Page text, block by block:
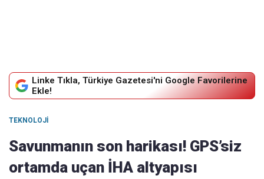
Linke Tıkla, Türkiye Gazetesi'ni Google Favorilerine
Ekle!
TEKNOLOJI
Savunmanın son harikası! GPS’siz
ortamda uçan İHA altyapısı